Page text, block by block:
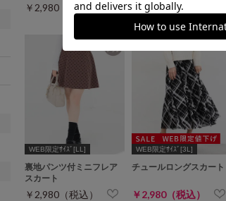
￥2,980（税込） ￥2,980（税込）
WEB限定ｻｲｽﾞ[LL]
裏地パンツ付ミニフレア
スカート
￥2,980（税込）
WEB限定ｻｲｽﾞ[3L]
チュールロングスカート
￥2,980（税込）